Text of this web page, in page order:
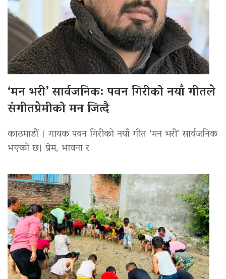
‘मन भरी’ सार्वजनिक: पवन गिरीको नयाँ गीतले
संगीतप्रेमीको मन जित्दै
काठमाडौं । गायक पवन गिरीको नयाँ गीत ‘मन भरी’ सार्वजनिक
भएको छ। प्रेम, भावना र